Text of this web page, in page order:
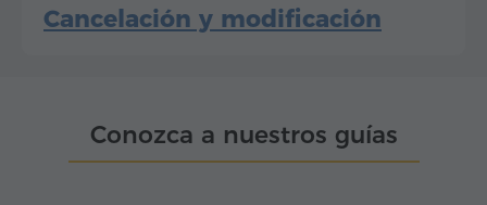
Cancelación y modificación
Conozca a nuestros guías